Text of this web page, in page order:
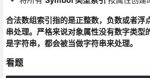
合法数组索引指的是正整数，负数或者浮
串处理。严格来说对象属性没有数字类型
是字符串，都会被当做字符串来处理。
看题